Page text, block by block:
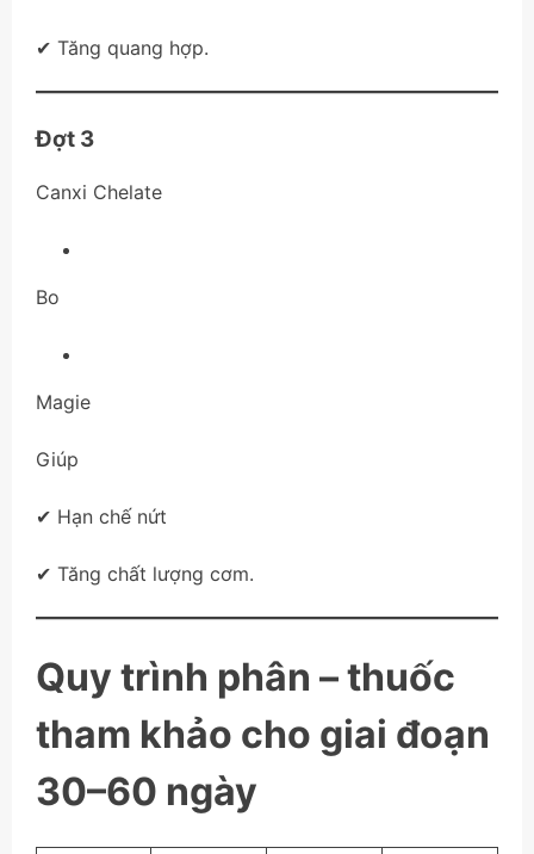
✔ Tăng quang hợp.
Đợt 3
Canxi Chelate
Bo
Magie
Giúp
✔ Hạn chế nứt
✔ Tăng chất lượng cơm.
Quy trình phân – thuốc
tham khảo cho giai đoạn
30–60 ngày